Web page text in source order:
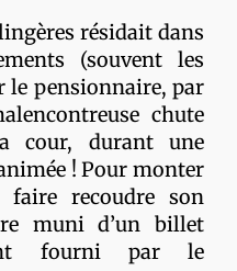
résidait dans
(souvent les
le pensionnaire, par
chute
cour, durant une
! Pour monter
recoudre son
muni d’un billet
fourni par le